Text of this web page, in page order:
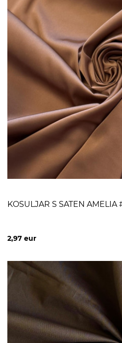
KOSULJAR S SATEN AMELIA
2,97 eur